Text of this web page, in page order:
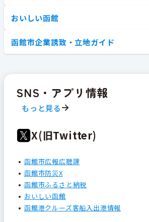
おいしい函館
函館市企業誘致・立地ガイド
SNS・アプリ情報
もっと見る
X(旧Twitter)
函館市広報広聴課
函館市防災X
函館市ふるさと納税
おいしい函館
函館港クルーズ客船入出港情報